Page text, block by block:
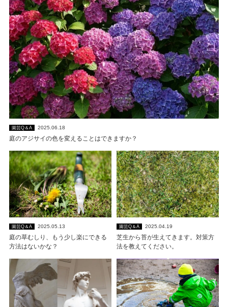
園芸Q＆A 2025.06.18
庭のアジサイの色を変えることはできますか？
園芸Q＆A 2025.05.13
庭の草むしり、もう少し楽にできる
方法はないかな？
園芸Q＆A 2025.04.19
芝生から苔が生えてきます。対策方
法を教えてください。